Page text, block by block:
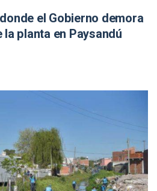
el Gobierno demora
planta en Paysandú